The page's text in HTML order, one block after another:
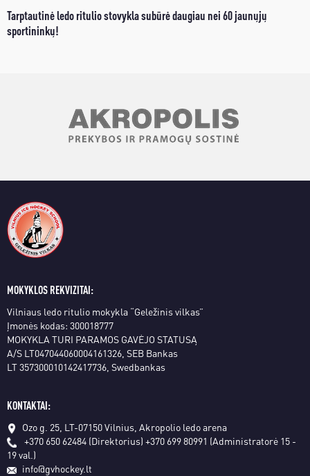
Tarptautinė ledo ritulio stovykla subūrė daugiau nei 60 jaunųjų
sportininkų!
MOKYKLOS REKVIZITAI:
Vilniaus ledo ritulio mokykla “Geležinis vilkas”
Įmonės kodas: 300018777
MOKYKLA TURI PARAMOS GAVĖJO STATUSĄ
A/S LT047044060004161326, SEB Bankas
LT 357300010142417736, Swedbankas
KONTAKTAI:
Ozo g. 25, LT-07150 Vilnius, Akropolio ledo arena
+370 650 62484 (Direktorius) +370 699 80991 (Administratorė 15 -
19 val.)
info@gvhockey.lt